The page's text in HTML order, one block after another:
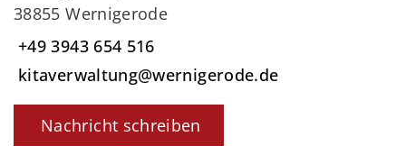
38855 Wernigerode
+49 3943 654 516
kitaverwaltung@wernigerode.de
Nachricht schreiben